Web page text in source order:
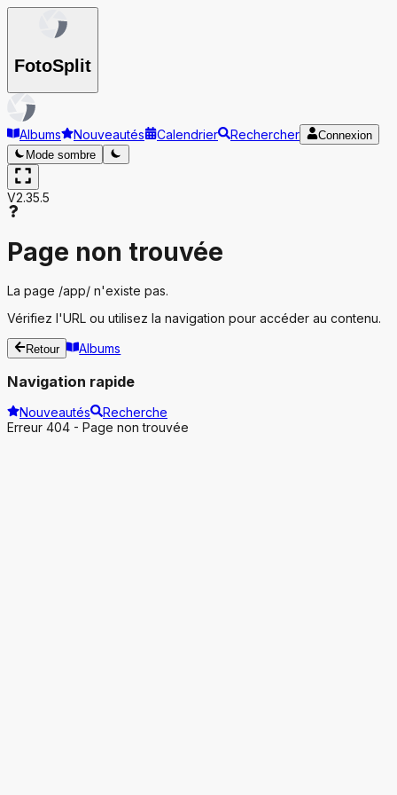
FotoSplit
Albums Nouveautés Calendrier Rechercher
Connexion
Mode sombre
V2.35.5
Page non trouvée
La page /app/ n'existe pas.
Vérifiez l'URL ou utilisez la navigation pour accéder au contenu.
Retour Albums
Navigation rapide
Nouveautés
Recherche
Erreur 404 - Page non trouvée